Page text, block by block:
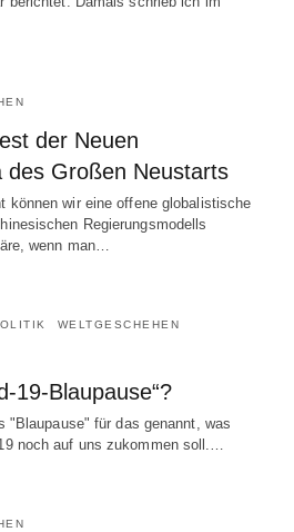
der Neuen
des Großen Neustarts
können wir eine offene globalistische
Regierungsmodells
wenn man…
WELTGESCHEHEN
19-Blaupause“?
"Blaupause" für das genannt, was
noch auf uns zukommen soll.…